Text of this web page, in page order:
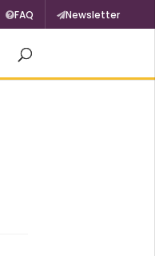
FAQ Newsletter